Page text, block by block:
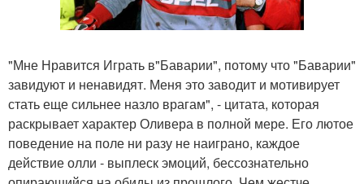
"Мне Нравится Играть в"Баварии", потому что "Баварии"
завидуют и ненавидят. Меня это заводит и мотивирует
стать еще сильнее назло врагам", - цитата, которая
раскрывает характер Оливера в полной мере. Его лютое
поведение на поле ни разу не наиграно, каждое
действие олли - выплеск эмоций, бессознательно